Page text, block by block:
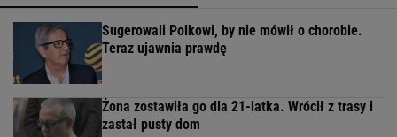
Sugerowali Polkowi, by nie mówił o chorobie.
Teraz ujawnia prawdę
Żona zostawiła go dla 21-latka. Wrócił z trasy i
zastał pusty dom